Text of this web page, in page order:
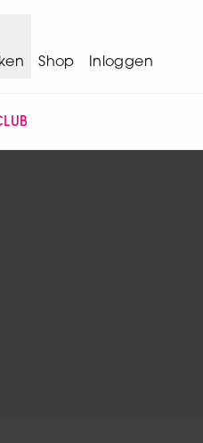
Shop Inloggen